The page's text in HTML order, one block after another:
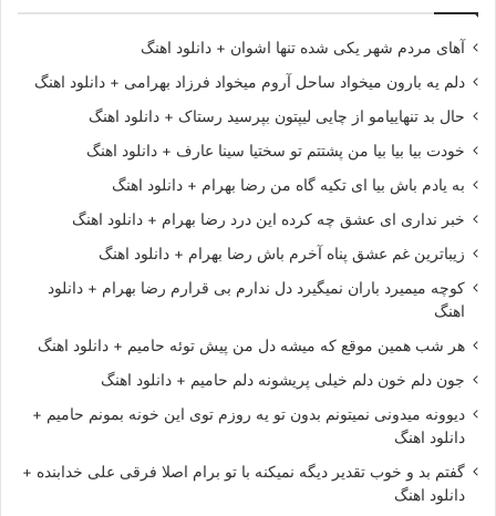
آهای مردم شهر یکی شده تنها اشوان + دانلود اهنگ
دلم یه بارون میخواد ساحل آروم میخواد فرزاد بهرامی + دانلود اهنگ
حال بد تنهاییامو از چایی لیپتون بپرسید رستاک + دانلود اهنگ
خودت بیا بیا بیا من پشتتم تو سختیا سینا عارف + دانلود اهنگ
به یادم باش بیا ای تکیه گاه من رضا بهرام + دانلود اهنگ
خبر نداری ای عشق چه کرده این درد رضا بهرام + دانلود اهنگ
زیباترین غم عشق پناه آخرم باش رضا بهرام + دانلود اهنگ
کوچه میمیرد باران نمیگیرد دل ندارم بی قرارم رضا بهرام + دانلود
اهنگ
هر شب همین موقع که میشه دل من پیش توئه حامیم + دانلود اهنگ
جون دلم خون دلم خیلی پریشونه دلم حامیم + دانلود اهنگ
دیوونه میدونی نمیتونم بدون تو یه روزم توی این خونه بمونم حامیم +
دانلود اهنگ
گفتم بد و خوب تقدیر دیگه نمیکنه با تو برام اصلا فرقی علی خدابنده +
دانلود اهنگ